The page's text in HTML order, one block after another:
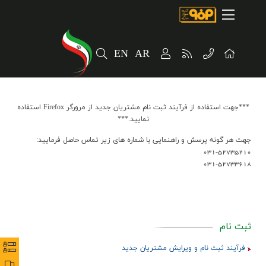
AR
EN
مسیر ماندگار
فروش و مشتریان
ارتباطات و توسعه برند سازمانی
سهامداران
***جهت استفاده از فرآیند ثبت نام مشتریان جدید از مرورگر Firefox استفاده
نمایید.***
جهت هر گونه پرسش و راهنمایی با شماره های زیر تماس حاصل فرمایید:
031-52735210
031-52733618
ثبت نام
فرآیند ثبت نام و ویرایش مشتریان جدید